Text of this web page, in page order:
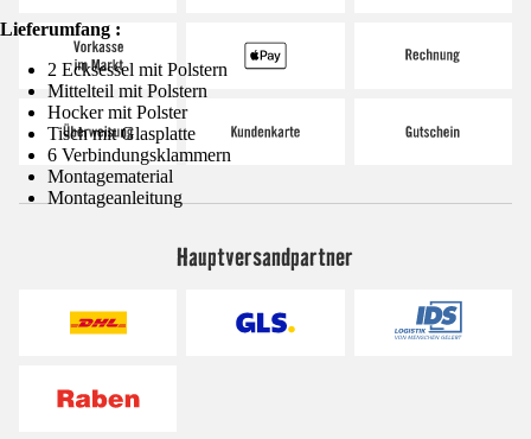
Lieferumfang :
2 Ecksessel mit Polstern
Mittelteil mit Polstern
Hocker mit Polster
Tisch mit Glasplatte
6 Verbindungsklammern
Montagematerial
Montageanleitung
Hauptversandpartner